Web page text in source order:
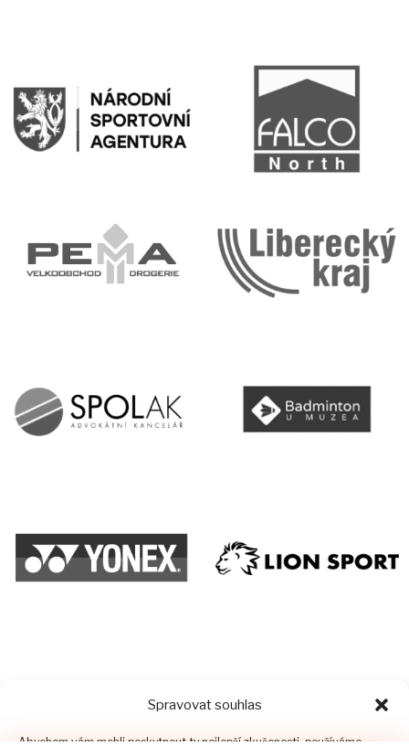
Spravovat souhlas
Abychom vám mohli poskytnout ty nejlepší zkušenosti, používáme